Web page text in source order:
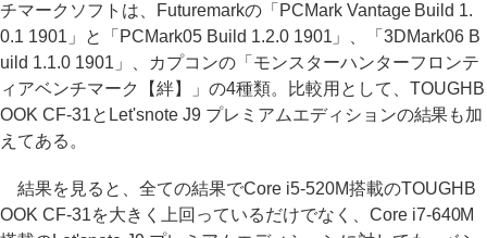
チマークソフトは、Futuremarkの「PCMark Vantage Build 1.
0.1 1901」と「PCMark05 Build 1.2.0 1901」、「3DMark06 B
uild 1.1.0 1901」、カプコンの「モンスターハンターフロンテ
ィアベンチマーク【絆】」の4種類。比較用として、TOUGHB
OOK CF-31とLet'snote J9 プレミアムエディションの結果も加
えてある。
結果を見ると、全ての結果でCore i5-520M搭載のTOUGHB
OOK CF-31を大きく上回っているだけでなく、Core i7-640M